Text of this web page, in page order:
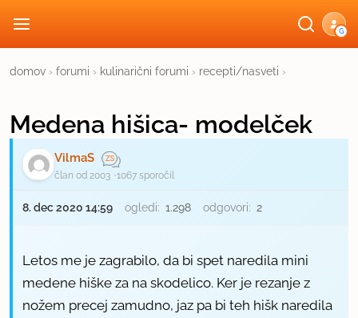
G
domov › forumi › kulinarični forumi › recepti/nasveti ›
Medena hišica- modelček
VilmaS
član od 2003 1067 sporočil
8. dec 2020 14:59 ogledi: 1.298 odgovori: 2
Letos me je zagrabilo, da bi spet naredila mini
medene hiške za na skodelico. Ker je rezanje z
nožem precej zamudno, jaz pa bi teh hišk naredila